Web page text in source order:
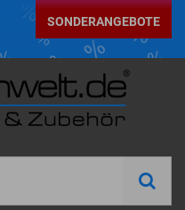
SONDERANGEBOTE